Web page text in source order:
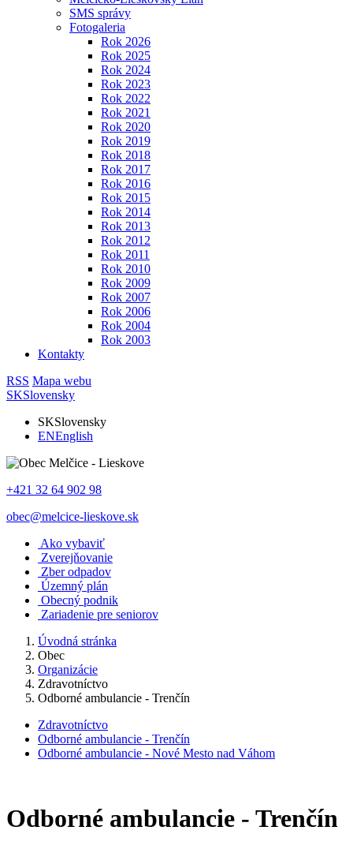
SMS správy
Fotogaleria
Rok 2026
Rok 2025
Rok 2024
Rok 2023
Rok 2022
Rok 2021
Rok 2020
Rok 2019
Rok 2018
Rok 2017
Rok 2016
Rok 2015
Rok 2014
Rok 2013
Rok 2012
Rok 2011
Rok 2010
Rok 2009
Rok 2007
Rok 2006
Rok 2004
Rok 2003
Kontakty
RSS Mapa webu
SKSlovensky
SKSlovensky
ENEnglish
+421 32 64 902 98
obec@melcice-lieskove.sk
Ako vybaviť
Zverejňovanie
Zber odpadov
Územný plán
Obecný podnik
Zariadenie pre seniorov
Úvodná stránka
Obec
Organizácie
Zdravotníctvo
Odborné ambulancie - Trenčín
Zdravotníctvo
Odborné ambulancie - Trenčín
Odborné ambulancie - Nové Mesto nad Váhom
Odborné ambulancie - Trenčín